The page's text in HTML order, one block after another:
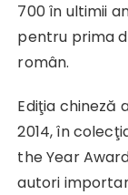
700 în ultimii
pentru prima
român.
Ediţia chineză
2014, în
the Year
autori